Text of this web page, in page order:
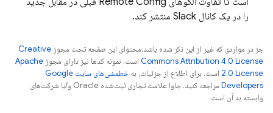
را در یک کانال Slack منتشر کند.
جز در مواردی که غیر از این ذکر شده باشد،‌محتوای این صفحه تحت مجوز Creative
Commons Attribution 4.0 License است. نمونه کدها نیز دارای مجوز Apache
2.0 License است. برای اطلاع از جزئیات، به
خطمشی‌های سایت Google
Developers‏
مراجعه کنید. جاوا علامت تجاری ثبت‌شده Oracle و/یا شرکت‌های
وابسته به آن است.